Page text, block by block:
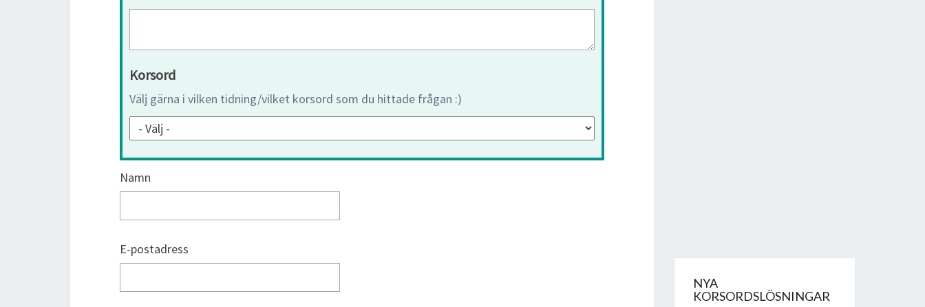
Korsord
Välj gärna i vilken tidning/vilket korsord som du hittade frågan :)
Namn
E-postadress
NYA
KORSORDSLÖSNINGAR